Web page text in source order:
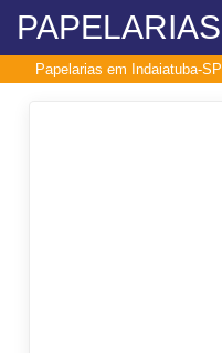
PAPELARIAS
Papelarias em Indaiatuba-SP